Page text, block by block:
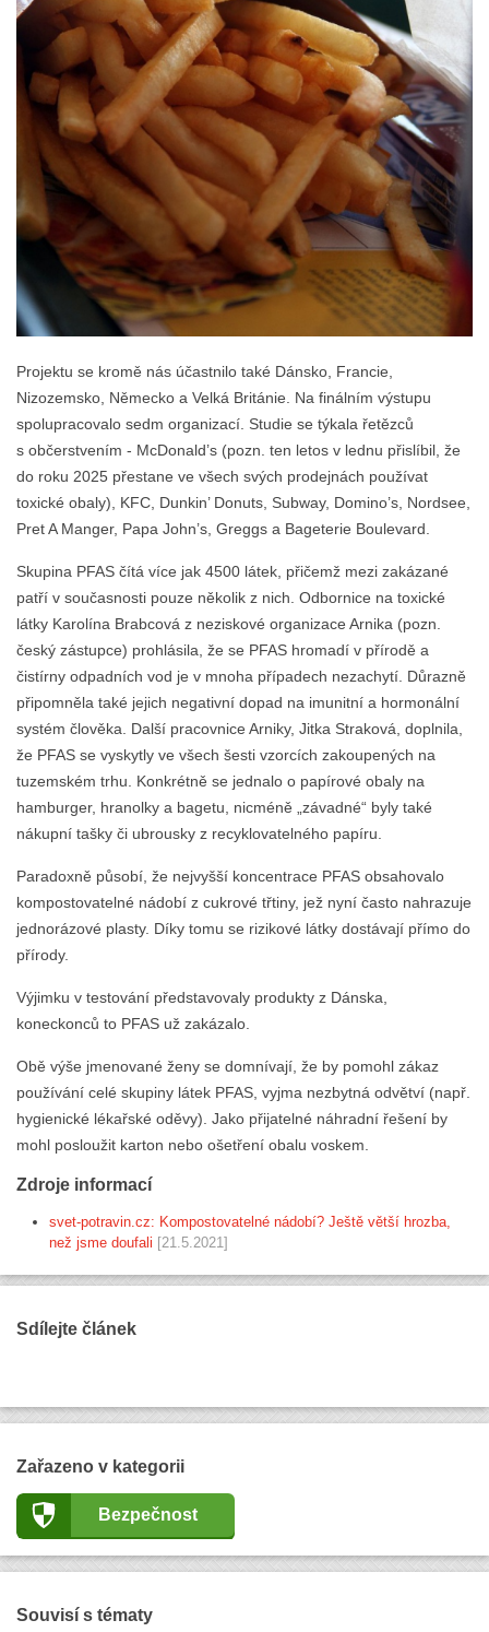
Projektu se kromě nás účastnilo také Dánsko, Francie,
Nizozemsko, Německo a Velká Británie. Na finálním výstupu
spolupracovalo sedm organizací. Studie se týkala řetězců
s občerstvením - McDonald’s (pozn. ten letos v lednu přislíbil, že
do roku 2025 přestane ve všech svých prodejnách používat
toxické obaly), KFC, Dunkin’ Donuts, Subway, Domino’s, Nordsee,
Pret A Manger, Papa John’s, Greggs a Bageterie Boulevard.
Skupina PFAS čítá více jak 4500 látek, přičemž mezi zakázané
patří v současnosti pouze několik z nich. Odbornice na toxické
látky Karolína Brabcová z neziskové organizace Arnika (pozn.
český zástupce) prohlásila, že se PFAS hromadí v přírodě a
čistírny odpadních vod je v mnoha případech nezachytí. Důrazně
připomněla také jejich negativní dopad na imunitní a hormonální
systém člověka. Další pracovnice Arniky, Jitka Straková, doplnila,
že PFAS se vyskytly ve všech šesti vzorcích zakoupených na
tuzemském trhu. Konkrétně se jednalo o papírové obaly na
hamburger, hranolky a bagetu, nicméně „závadné“ byly také
nákupní tašky či ubrousky z recyklovatelného papíru.
Paradoxně působí, že nejvyšší koncentrace PFAS obsahovalo
kompostovatelné nádobí z cukrové třtiny, jež nyní často nahrazuje
jednorázové plasty. Díky tomu se rizikové látky dostávají přímo do
přírody.
Výjimku v testování představovaly produkty z Dánska,
koneckonců to PFAS už zakázalo.
Obě výše jmenované ženy se domnívají, že by pomohl zákaz
používání celé skupiny látek PFAS, vyjma nezbytná odvětví (např.
hygienické lékařské oděvy). Jako přijatelné náhradní řešení by
mohl posloužit karton nebo ošetření obalu voskem.
Zdroje informací
svet-potravin.cz: Kompostovatelné nádobí? Ještě větší hrozba,
než jsme doufali [21.5.2021]
Sdílejte článek
Zařazeno v kategorii
Bezpečnost
Souvisí s tématy